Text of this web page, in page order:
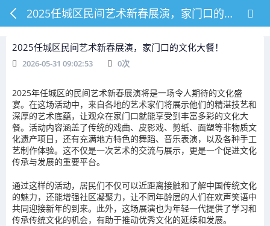
2025任城区民间艺术新春展演，家门口的文化大餐！
2025任城区民间艺术新春展演，家门口的文化大餐！
2026-05-31 09:02:53 0次
2025年任城区的民间艺术新春展演将是一场令人期待的文化盛
宴。在这场活动中，来自各地的艺术家们将展示他们的精湛技艺和
深厚的艺术底蕴，让观众在家门口就能享受到丰富多彩的文化大
餐。活动内容涵盖了传统的戏曲、皮影戏、剪纸、面塑等非物质文
化遗产项目，还有充满地方特色的舞蹈、音乐表演，以及各种手工
艺制作体验。这不仅是一次艺术的交流与展示，更是一个促进文化
传承与发展的重要平台。
通过这样的活动，居民们不仅可以近距离接触和了解中国传统文化
的魅力，还能增强社区凝聚力，让不同年龄层的人们在欢声笑语中
共同迎接新年的到来。此外，这场展演也为年轻一代提供了学习和
传承传统文化的机会，有助于推动优秀文化的延续和发展。